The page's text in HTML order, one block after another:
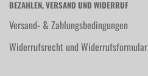
BEZAHLEN, VERSAND UND WIDERRUF
Versand- & Zahlungsbedingungen
Widerrufsrecht und Widerrufsformular